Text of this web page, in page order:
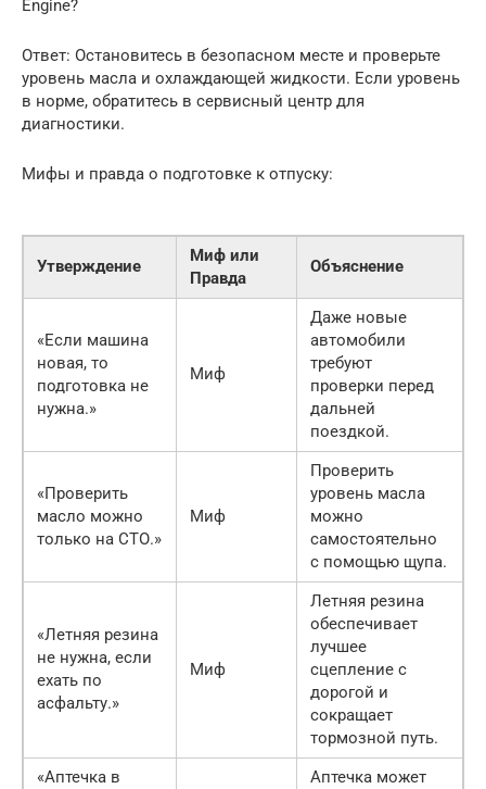
Engine?
Ответ: Остановитесь в безопасном месте и проверьте
уровень масла и охлаждающей жидкости. Если уровень
в норме, обратитесь в сервисный центр для
диагностики.
Мифы и правда о подготовке к отпуску:
Утверждение
Миф или
Правда
Объяснение
«Если машина
новая, то
подготовка не
нужна.»
Миф
Даже новые
автомобили
требуют
проверки перед
дальней
поездкой.
«Проверить
масло можно
только на СТО.»
Миф
Проверить
уровень масла
можно
самостоятельно
с помощью щупа.
«Летняя резина
не нужна, если
ехать по
асфальту.»
Миф
Летняя резина
обеспечивает
лучшее
сцепление с
дорогой и
сокращает
тормозной путь.
«Аптечка в
Аптечка может